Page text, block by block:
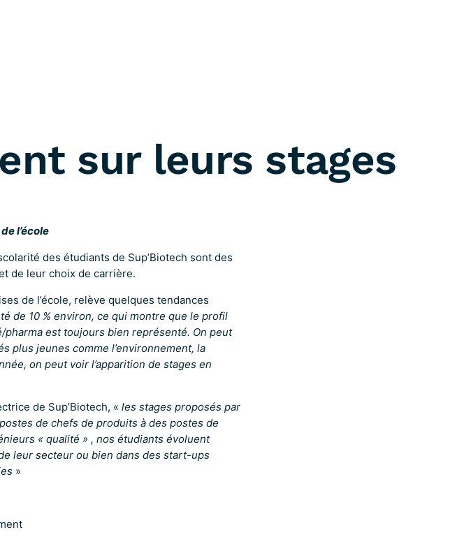
sur leurs stages
l’école
des étudiants de Sup’Biotech sont des
de leur choix de carrière.
de l’école, relève quelques tendances
de 10 % environ, ce qui montre que le profil
pharma est toujours bien représenté. On peut
plus jeunes comme l’environnement, la
on peut voir l’apparition de stages en
de Sup’Biotech, « les stages proposés par
de chefs de produits à des postes de
« qualité » , nos étudiants évoluent
leur secteur ou bien dans des start-ups
»